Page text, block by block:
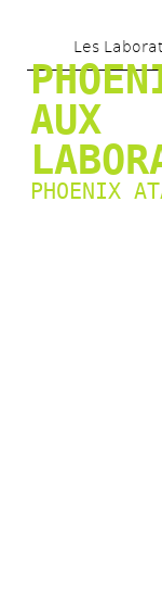
au
Les
AUX
PHOENIX